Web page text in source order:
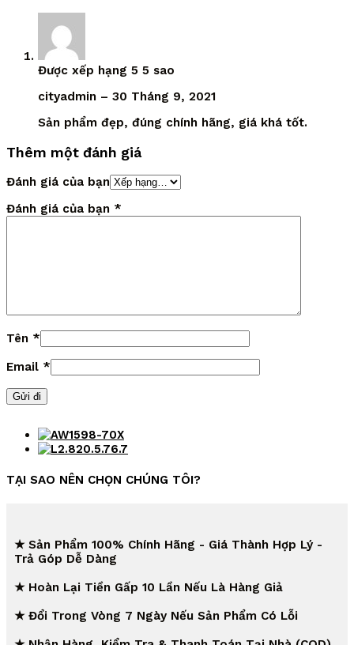
Được xếp hạng 5 5 sao
cityadmin – 30 Tháng 9, 2021
Sản phẩm đẹp, đúng chính hãng, giá khá tốt.
Thêm một đánh giá
Đánh giá của bạn
Đánh giá của bạn *
Tên *
Email *
TẠI SAO NÊN CHỌN CHÚNG TÔI?
★ Sản Phẩm 100% Chính Hãng - Giá Thành Hợp Lý -
Trả Góp Dễ Dàng
★ Hoàn Lại Tiền Gấp 10 Lần Nếu Là Hàng Giả
★ Đổi Trong Vòng 7 Ngày Nếu Sản Phẩm Có Lỗi